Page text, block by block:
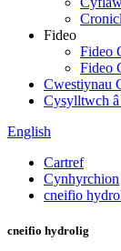
Fideo
Fideo
Fideo
Cwestiynau
Cysylltwch
English
Cartref
Cynhyrchion
cneifio
cneifio hydrolig